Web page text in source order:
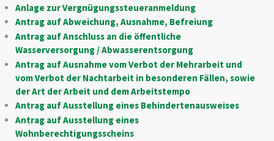
Anlage zur Vergnügungssteueranmeldung
Antrag auf Abweichung, Ausnahme, Befreiung
Antrag auf Anschluss an die öffentliche
Wasserversorgung / Abwasserentsorgung
Antrag auf Ausnahme vom Verbot der Mehrarbeit und
vom Verbot der Nachtarbeit in besonderen Fällen, sowie
der Art der Arbeit und dem Arbeitstempo
Antrag auf Ausstellung eines Behindertenausweises
Antrag auf Ausstellung eines
Wohnberechtigungsscheins